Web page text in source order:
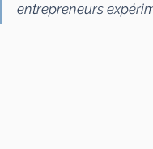
entrepreneurs